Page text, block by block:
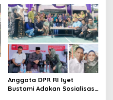
MASYARAKAT TERTIB
BERLALU LINTAS
Anggota DPR RI Iyet
Bustami Adakan Sosialisasi